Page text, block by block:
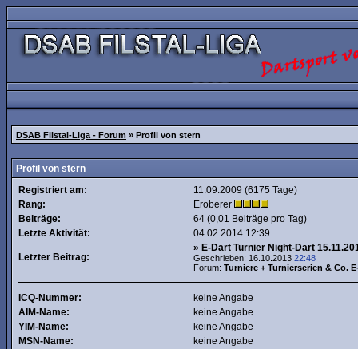
DSAB Filstal-Liga - Forum » Profil von stern
Profil von stern
Registriert am:
11.09.2009 (6175 Tage)
Rang:
Eroberer
Beiträge:
64 (0,01 Beiträge pro Tag)
Letzte Aktivität:
04.02.2014 12:39
Letzter Beitrag:
» E-Dart Turnier Night-Dart
Geschrieben: 16.10.2013 22:48
Forum: Turniere + Turnierserien & Co.
ICQ-Nummer:
keine Angabe
AIM-Name:
keine Angabe
YIM-Name:
keine Angabe
MSN-Name:
keine Angabe